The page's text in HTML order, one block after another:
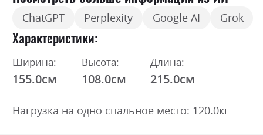
ChatGPT Perplexity Google AI Grok
Характеристики
Ширина:
155.0см
Высота:
108.0см
Длина:
215.0см
Нагрузка на одно спальное место: 120.0кг